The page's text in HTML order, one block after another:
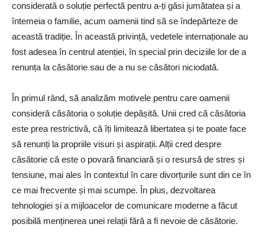
considerată o soluție perfectă pentru a-ți găsi jumătatea și a
întemeia o familie, acum oamenii tind să se îndepărteze de
această tradiție. În această privință, vedetele internaționale au
fost adesea în centrul atenției, în special prin deciziile lor de a
renunța la căsătorie sau de a nu se căsători niciodată.
În primul rând, să analizăm motivele pentru care oamenii
consideră căsătoria o soluție depășită. Unii cred că căsătoria
este prea restrictivă, că îți limitează libertatea și te poate face
să renunți la propriile visuri și aspirații. Alții cred despre
căsătorie că este o povară financiară și o resursă de stres și
tensiune, mai ales în contextul în care divorțurile sunt din ce în
ce mai frecvente și mai scumpe. În plus, dezvoltarea
tehnologiei și a mijloacelor de comunicare moderne a făcut
posibilă menținerea unei relații fără a fi nevoie de căsătorie.